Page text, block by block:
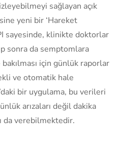
sağlayan açık
yeni bir ‘Hareket
sayesinde, klinikte doktorlar
sonra da semptomlara
için günlük raporlar
ve otomatik hale
’daki bir uygulama, bu verileri
arızaları değil dakika
da verebilmektedir.